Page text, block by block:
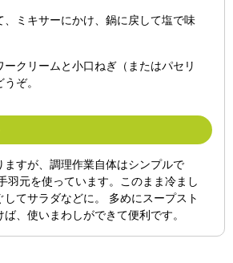
、ミキサーにかけ、鍋に戻して塩で味
ークリームと小口ねぎ（またはパセリ
ぞ。
ますが、調理作業自体はシンプルで
羽元を使っています。このまま冷まし
してサラダなどに。 多めにスープスト
、使いまわしができて便利です。